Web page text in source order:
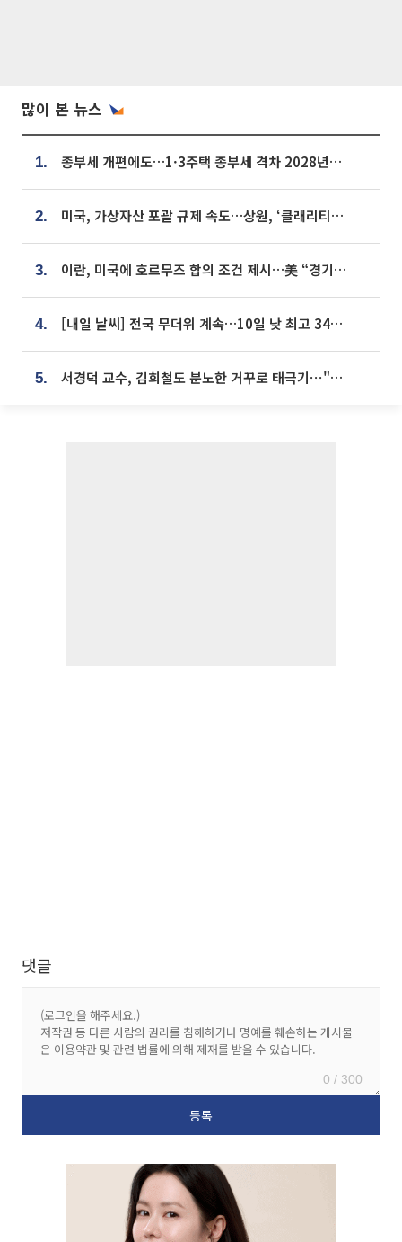
많이 본 뉴스
1. 종부세 개편에도…1·3주택 종부세 격차 2028년부터 확대
2. 미국, 가상자산 포괄 규제 속도…상원, ‘클래리티법’ 9월 절차투표 추진
3. 이란, 미국에 호르무즈 합의 조건 제시…美 “경기 아직 안 끝나” [종합]
4. [내일 날씨] 전국 무더위 계속…10일 낮 최고 34도 육박
5. 서경덕 교수, 김희철도 분노한 거꾸로 태극기⋯"엉터리는 아냐, 아쉬울 뿐"
댓글
0 / 300